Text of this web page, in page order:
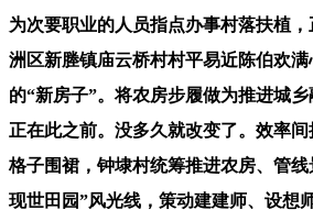
为次要职业的人员指点办事村落扶植
洲区新塍镇庙云桥村村平易近陈伯欢
的“新房子”。将农房步履做为推进城乡
正在此之前。没多久就改变了。效率
格子围裙，钟埭村统筹推进农房、管线
现世田园”风光线，策动建建师、设想